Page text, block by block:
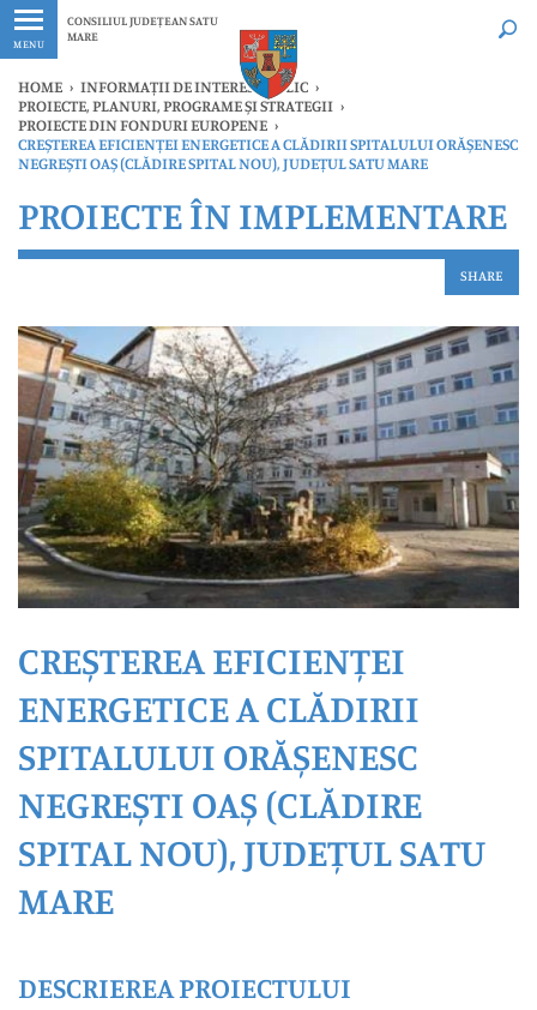
MENU
CONSILIUL JUDEȚEAN SATU
MARE
Ultimele
HOME › INFORMAȚII DE INTERES PUBLIC ›
PROIECTE, PLANURI, PROGRAME ȘI STRATEGII ›
PROIECTE DIN FONDURI EUROPENE ›
CREȘTEREA EFICIENȚEI ENERGETICE A CLĂDIRII SPITALULUI ORĂȘENESC
NEGREȘTI OAȘ (CLĂDIRE SPITAL NOU), JUDEȚUL SATU MARE
PROIECTE ÎN IMPLEMENTARE
SHARE
CREȘTEREA EFICIENȚEI
ENERGETICE A CLĂDIRII
SPITALULUI ORĂȘENESC
NEGREȘTI OAȘ (CLĂDIRE
SPITAL NOU), JUDEȚUL SATU
MARE
DESCRIEREA PROIECTULUI